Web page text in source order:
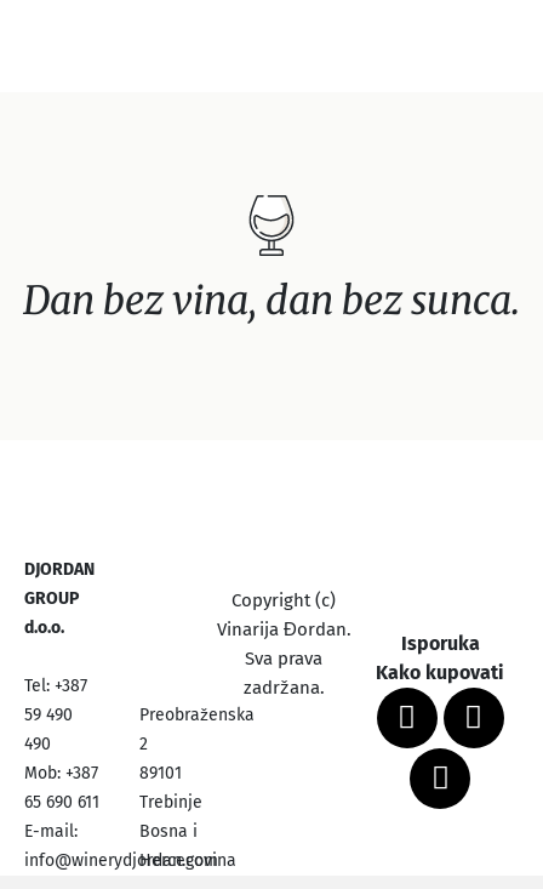
Dan bez vina, dan bez sunca.
DJORDAN
GROUP
d.o.o.
Tel: +387
59 490
490
Mob: +387
65 690 611
E-mail:
info@winerydjordan.com
Preobraženska
2
89101
Trebinje
Bosna i
Hercegovina
Copyright (c)
Vinarija Đordan.
Sva prava
zadržana.
Isporuka
Kako kupovati